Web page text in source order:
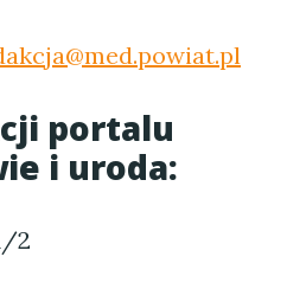
portalu
i uroda:
2